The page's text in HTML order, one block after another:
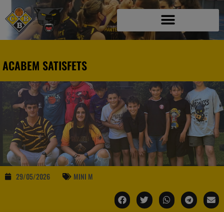
ACABEM SATISFETS
29/05/2026 MINI M